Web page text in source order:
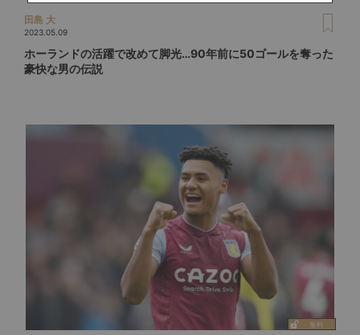
田島 大
2023.05.09
ホーランドの活躍で改めて脚光…90年前に50ゴールを奪った
豪快な男の伝説